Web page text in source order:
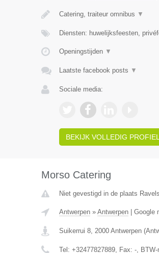
Catering, traiteur omnibus ▼
Diensten: huwelijksfeesten,
Openingstijden ▼
Laatste facebook posts ▼
Sociale media:
BEKIJK VOLLEDIG PROFIEL
Morso Catering
Niet gevestigd in de plaats
Antwerpen» Antwerpen| Google
Suikerrui 8, 2000 Antwerpen(
Tel: +32477827889, Fax: -, BTW-